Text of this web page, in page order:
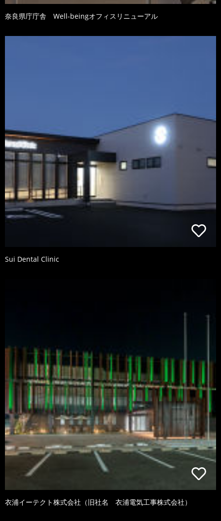
奈良県庁庁舎 Well-beingオフィスリニューアル
Sui Dental Clinic
衣浦イーテクト株式会社（旧社名 衣浦電気工事株式会社）